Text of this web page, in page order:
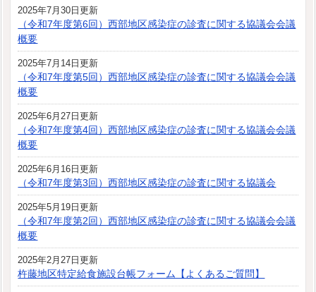
2025年7月30日更新
（令和7年度第6回）西部地区感染症の診査に関する協議会会議
概要
2025年7月14日更新
（令和7年度第5回）西部地区感染症の診査に関する協議会会議
概要
2025年6月27日更新
（令和7年度第4回）西部地区感染症の診査に関する協議会会議
概要
2025年6月16日更新
（令和7年度第3回）西部地区感染症の診査に関する協議会
2025年5月19日更新
（令和7年度第2回）西部地区感染症の診査に関する協議会会議
概要
2025年2月27日更新
杵藤地区特定給食施設台帳フォーム【よくあるご質問】